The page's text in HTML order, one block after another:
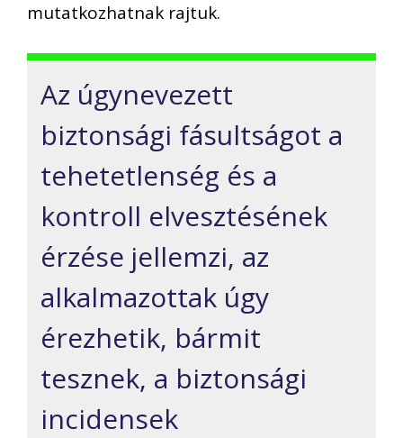
mutatkozhatnak rajtuk.
Az úgynevezett
biztonsági fásultságot a
tehetetlenség és a
kontroll elvesztésének
érzése jellemzi, az
alkalmazottak úgy
érezhetik, bármit
tesznek, a biztonsági
incidensek